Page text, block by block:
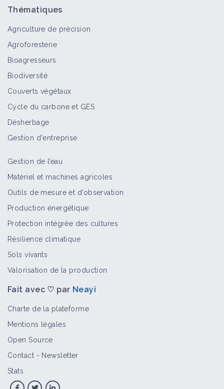
Thématiques
Agriculture de précision
Agroforesterie
Bioagresseurs
Biodiversité
Couverts végétaux
Cycle du carbone et GES
Désherbage
Gestion d'entreprise
Gestion de l’eau
Matériel et machines agricoles
Outils de mesure et d’observation
Production énergétique
Protection intégrée des cultures
Résilience climatique
Sols vivants
Valorisation de la production
Fait avec ♡ par Neayi
Charte de la plateforme
Mentions légales
Open Source
Contact - Newsletter
Stats